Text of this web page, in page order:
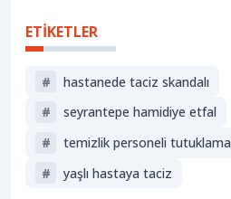
ETİKETLER
#
hastanede taciz skandalı
#
seyrantepe hamidiye etfal
#
temizlik personeli tutuklama
#
yaşlı hastaya taciz